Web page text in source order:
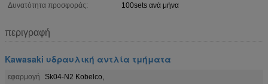
Δυνατότητα προσφοράς:
100sets ανά μήνα
περιγραφή
Kawasaki υδραυλική αντλία τμήματα
εφαρμογή
Sk04-Ν2 Kobelco,